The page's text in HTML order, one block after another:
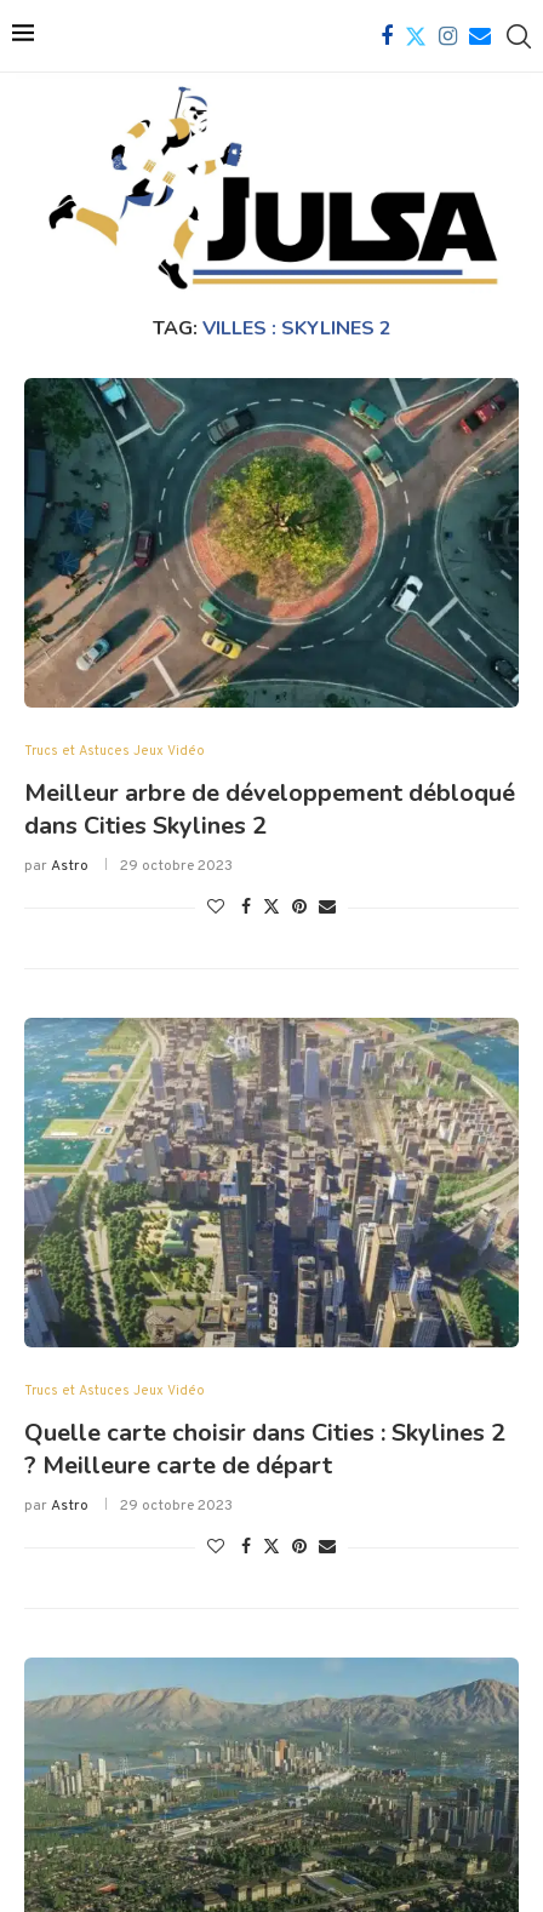
TAG: VILLES : SKYLINES 2
Trucs et Astuces Jeux Vidéo
Meilleur arbre de développement débloqué
dans Cities Skylines 2
parAstro 29 octobre 2023
Trucs et Astuces Jeux Vidéo
Quelle carte choisir dans Cities : Skylines 2
? Meilleure carte de départ
parAstro 29 octobre 2023